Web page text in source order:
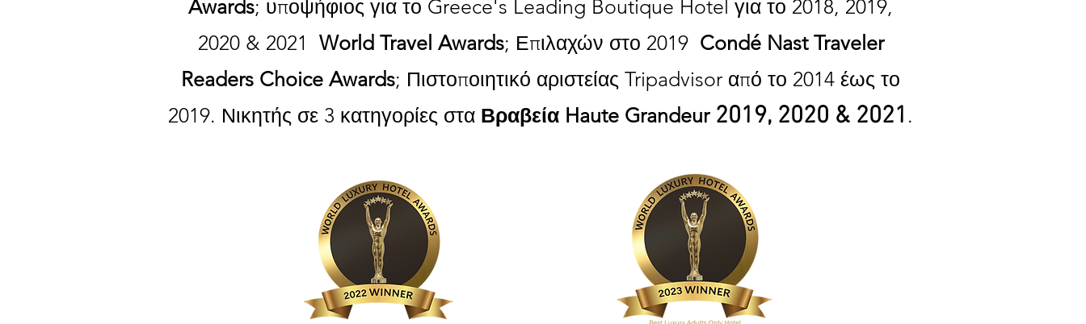
Awards; υποψήφιος για το Greece's Leading Boutique Hotel για το 2018, 2019,
2020 & 2021
World Travel Awards; Επιλαχών στο 2019 Condé Nast Traveler
Readers Choice Awards; Πιστοποιητικό αριστείας Tripadvisor από το 2014 έως το
2019. Νικητής σε 3 κατηγορίες στα Βραβεία Haute Grandeur2019, 2020 & 2021 .